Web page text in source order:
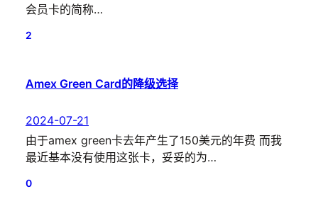
会员卡的简称…
2
Amex Green Card的降级选择
2024-07-21
由于amex green卡去年产生了150美元的年费 而我
最近基本没有使用这张卡，妥妥的为…
0